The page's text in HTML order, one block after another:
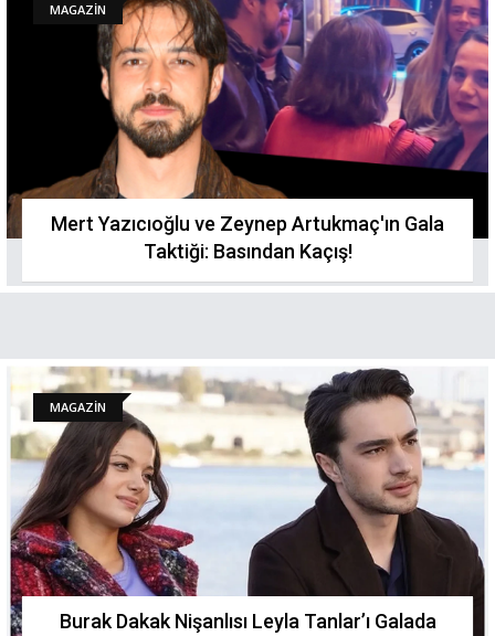
MAGAZİN
Mert Yazıcıoğlu ve Zeynep Artukmaç'ın Gala
Taktiği: Basından Kaçış!
MAGAZİN
Burak Dakak Nişanlısı Leyla Tanlar’ı Galada